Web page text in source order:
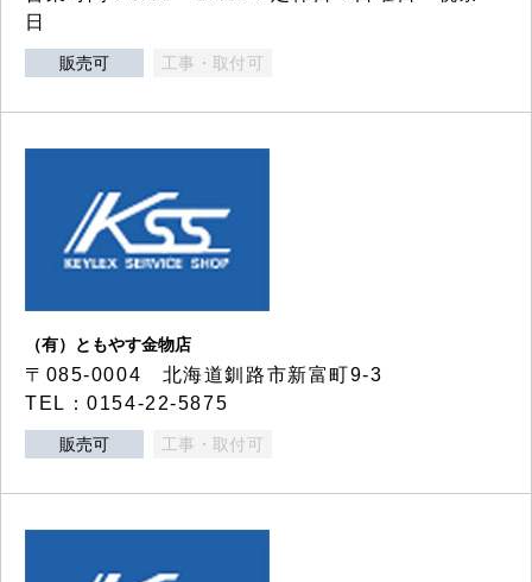
日
販売可 工事・取付可
（有）ともやす金物店
〒085-0004 北海道釧路市新富町9-3
TEL：0154-22-5875
販売可 工事・取付可